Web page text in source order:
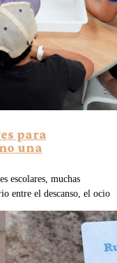
para
una
escolares, muchas
entre el descanso, el ocio